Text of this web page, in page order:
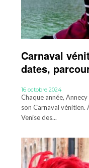
Carnaval
dates,
16 octobre 2024
Chaque année,
son Carnaval vénitien.
Venise des...